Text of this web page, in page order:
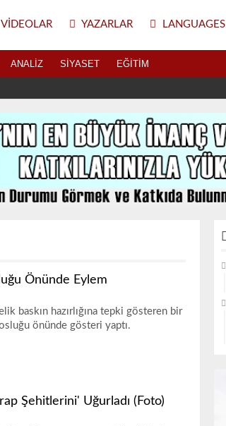
VIDEOLAR YAZARLAR LANGUAGES
ANALIZ SIYASET EĞITIM
Önünde Eylem
baskın hazırlığına tepki gösteren bir
önünde gösteri yaptı.
Şehitlerini' Uğurladı (Foto)